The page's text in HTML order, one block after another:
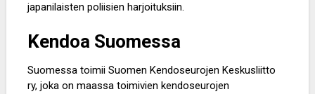
japanilaisten poliisien harjoituksiin.
Kendoa Suomessa
Suomessa toimii Suomen Kendoseurojen Keskusliitto
ry, joka on maassa toimivien kendoseurojen